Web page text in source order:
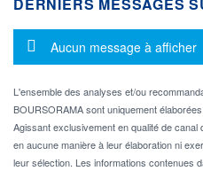
Message d'information
Aucun message à afficher
L'ensemble des analyses et/ou
BOURSORAMA sont uniquement
Agissant exclusivement en qualité de
en aucune manière à leur élaboration ni
leur sélection. Les informations contenues